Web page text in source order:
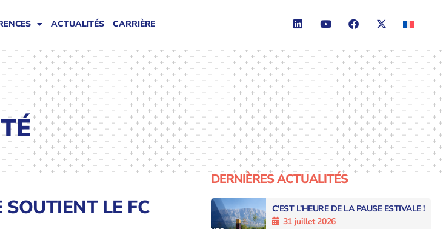
ACTUALITÉS CARRIÈRE
LE FC
DERNIÈRES ACTUALITÉS
C’EST L’HEURE DE LA PAUSE ESTIVALE !
31 juillet 2026